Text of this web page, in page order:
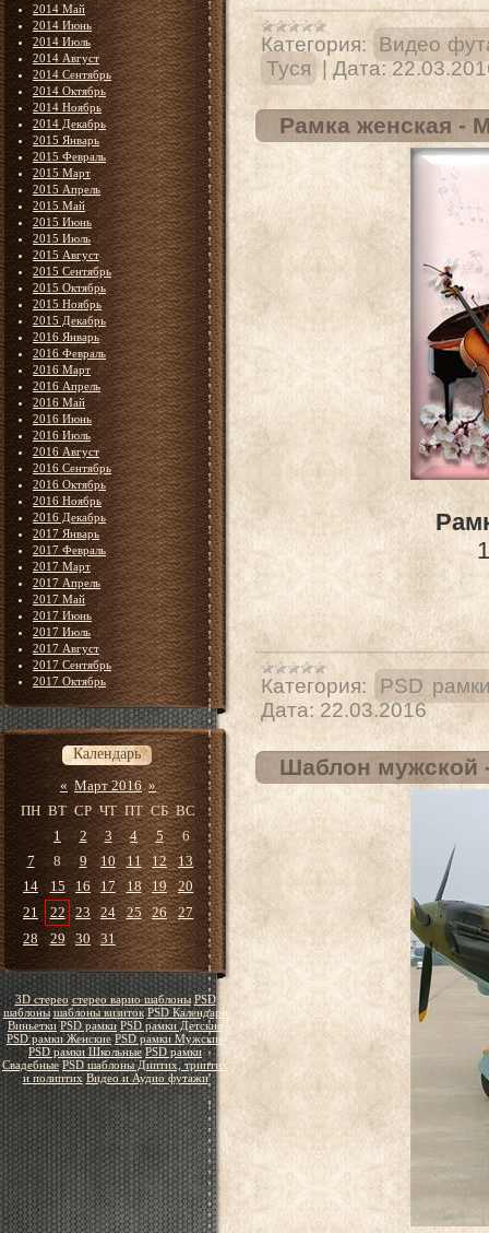
2014 Май
2014 Июнь
2014 Июль
2014 Август
2014 Сентябрь
2014 Октябрь
2014 Ноябрь
2014 Декабрь
2015 Январь
2015 Февраль
2015 Март
2015 Апрель
2015 Май
2015 Июнь
2015 Июль
2015 Август
2015 Сентябрь
2015 Октябрь
2015 Ноябрь
2015 Декабрь
2016 Январь
2016 Февраль
2016 Март
2016 Апрель
2016 Май
2016 Июнь
2016 Июль
2016 Август
2016 Сентябрь
2016 Октябрь
2016 Ноябрь
2016 Декабрь
2017 Январь
2017 Февраль
2017 Март
2017 Апрель
2017 Май
2017 Июнь
2017 Июль
2017 Август
2017 Сентябрь
2017 Октябрь
Календарь
« Март 2016 »
ПН ВТ СР ЧТ ПТ СБ ВС
1
2 3 4 5
6
7
8 9 10 11 12
13
14
15 16 17 18 19
20
21
22 23 24 25 26
27
28
29 30 31
3D стерео стерео варио шаблоны PSD
шаблоны шаблоны визиток PSD Календари
Виньетки PSD рамки PSD рамки Детские
PSD рамки Женские PSD рамки Мужские
PSD рамки Школьные PSD рамки
Свадебные PSD шаблоны Диптих, триптих
и полиптих Видео и Аудио футажи
Категория:
Видео
Туся
Дата:
Рамка женская -
Категория:
PSD
Дата: 22.03.2016
Шаблон мужской